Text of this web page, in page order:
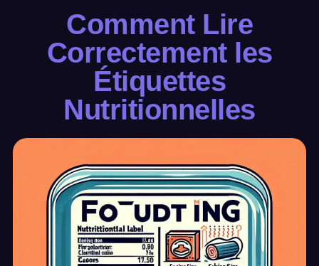
Comment Lire
Correctement les
Étiquettes
Nutritionnelles